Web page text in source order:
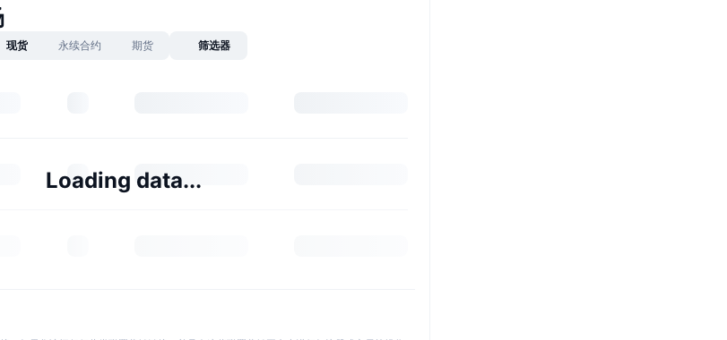
现货 永续合约 期货 筛选器
Loading data...